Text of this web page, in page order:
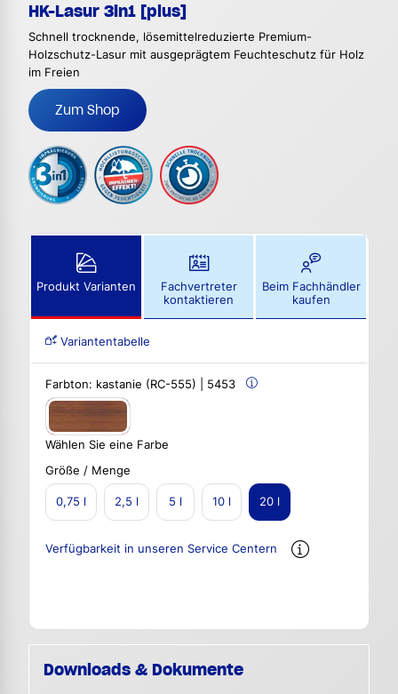
HK-Lasur 3in1 [plus]
Schnell trocknende, lösemittelreduzierte Premium-
Holzschutz-Lasur mit ausgeprägtem Feuchteschutz für Holz
im Freien
Zum Shop
Produkt Varianten
Fachvertreter
kontaktieren
Beim Fachhändler
kaufen
Variantentabelle
Farbton: kastanie (RC-555) | 5453
Wählen Sie eine Farbe
Größe / Menge
0,75 l 2,5 l 5 l 10 l 20 l
Verfügbarkeit in unseren Service Centern
Downloads & Dokumente